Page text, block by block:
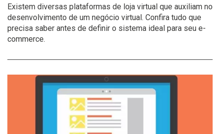
Existem diversas plataformas de loja virtual que auxiliam no
desenvolvimento de um negócio virtual. Confira tudo que
precisa saber antes de definir o sistema ideal para seu e-
commerce.